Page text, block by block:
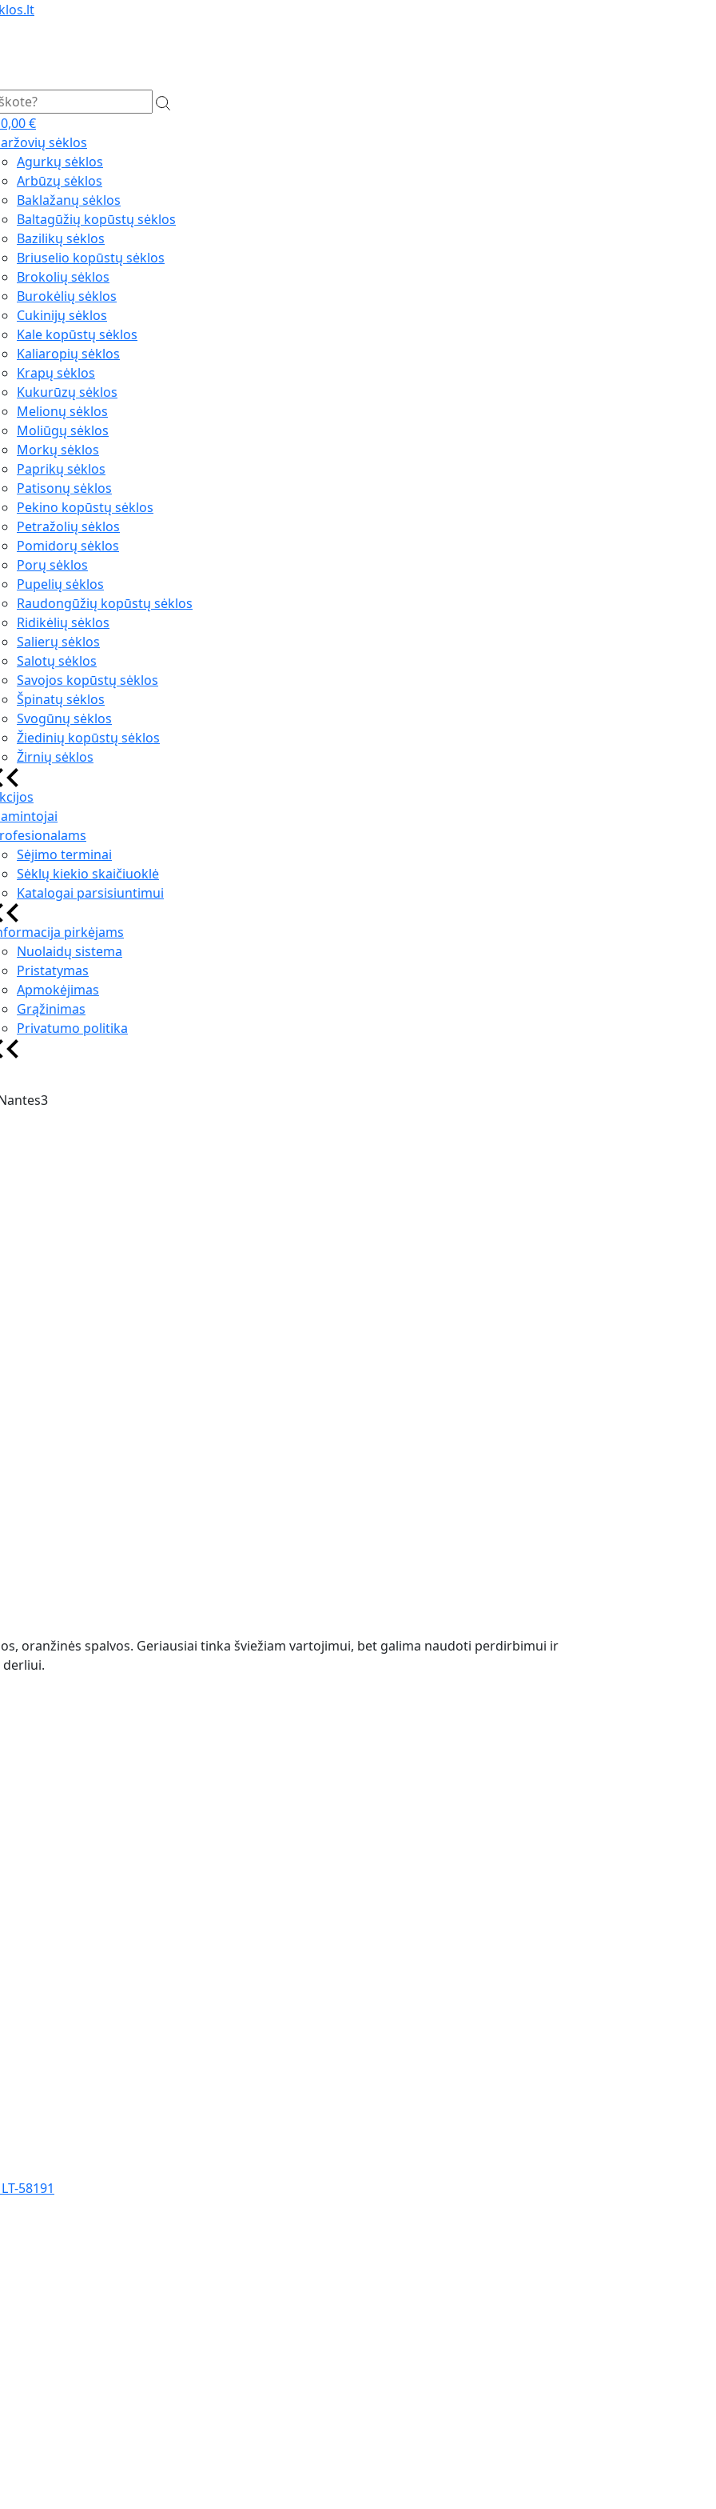
0,00€
sėklos
Agurkų sėklos
Arbūzų sėklos
Baklažanų sėklos
Baltagūžių kopūstų sėklos
Bazilikų sėklos
Briuselio kopūstų sėklos
Brokolių sėklos
Burokėlių sėklos
Cukinijų sėklos
Kale kopūstų sėklos
Kaliaropių sėklos
Krapų sėklos
Kukurūzų sėklos
Melionų sėklos
Moliūgų sėklos
Morkų sėklos
Paprikų sėklos
Patisonų sėklos
Pekino kopūstų sėklos
Petražolių sėklos
Pomidorų sėklos
Porų sėklos
Pupelių sėklos
Raudongūžių kopūstų sėklos
Ridikėlių sėklos
Salierų sėklos
Salotų sėklos
Savojos kopūstų sėklos
Špinatų sėklos
Svogūnų sėklos
Žiedinių kopūstų sėklos
Žirnių sėklos
Sėjimo terminai
Sėklų kiekio skaičiuoklė
Katalogai parsisiuntimui
pirkėjams
Nuolaidų sistema
Pristatymas
Apmokėjimas
Grąžinimas
Privatumo politika
oranžinės spalvos. Geriausiai tinka šviežiam vartojimui, bet galima naudoti perdirbimui ir
58191